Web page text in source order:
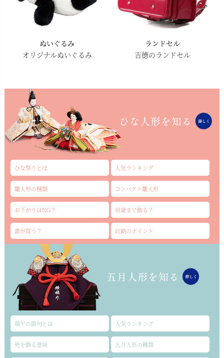
ぬいぐるみ
オリジナルぬいぐるみ
ランドセル
吉德のランドセル
ひな祭りとは 人気ランキング
雛人形の種類 コンパクト雛人形
お下がりはNG？ 何歳まで飾る？
誰が買う？ 収納のポイント
端午の節句とは 人気ランキング
兜を飾る意味 五月人形の種類